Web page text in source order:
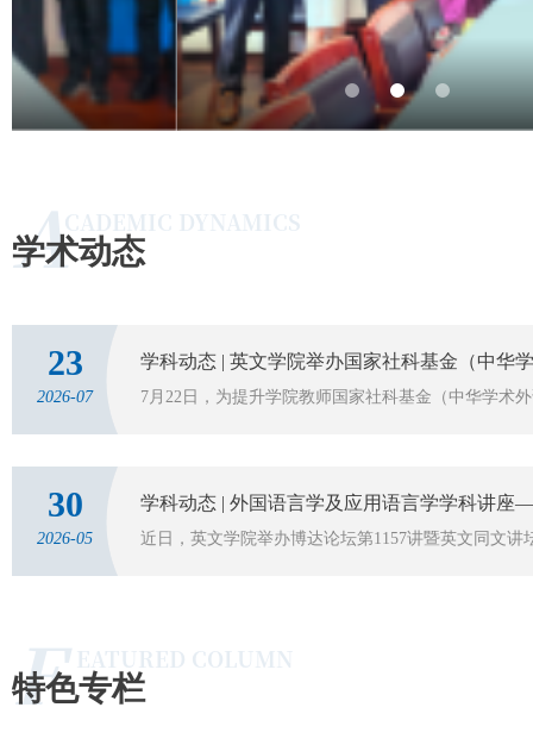
ACADEMIC DYNAMICS
学术动态
23
2026-07
30
2026-05
F EATURED COLUMN
特色专栏